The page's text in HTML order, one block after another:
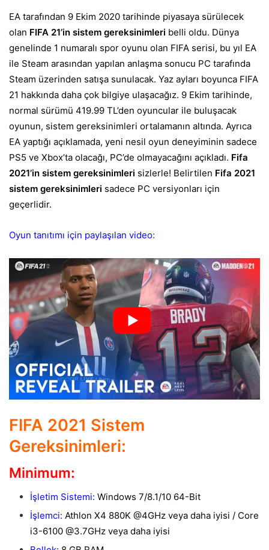
EA tarafından 9 Ekim 2020 tarihinde piyasaya sürülecek
olan FIFA 21’in sistem gereksinimleri belli oldu. Dünya
genelinde 1 numaralı spor oyunu olan FIFA serisi, bu yıl EA
ile Steam arasından yapılan anlaşma sonucu PC tarafında
Steam üzerinden satışa sunulacak. Yaz ayları boyunca FIFA
21 hakkında daha çok bilgiye ulaşacağız. 9 Ekim tarihinde,
normal sürümü 419.99 TL’den oyuncular ile buluşacak
oyunun, sistem gereksinimleri ortalamanın altında. Ayrıca
EA yaptığı açıklamada, yeni nesil oyun deneyiminin sadece
PS5 ve Xbox’ta olacağı, PC’de olmayacağını açıkladı. Fifa
2021’in sistem gereksinimleri sizlerle! Belirtilen Fifa 2021
sistem gereksinimleri sadece PC versiyonları için
geçerlidir.
Oyun tanıtımı için paylaşılan video:
FIFA 2021 Sistem
Gereksinimleri:
Minimum:
İşletim Sistemi: Windows 7/8.1/10 64-Bit
İşlemci: Athlon X4 880K @4GHz veya daha iyisi / Core
i3-6100 @3.7GHz veya daha iyisi